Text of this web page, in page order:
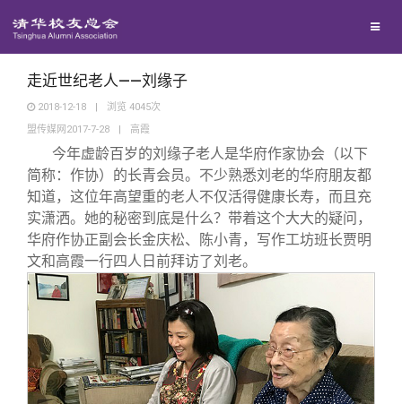
西南联大校友会
义工计划
新媒体平台
青春风采
校友文苑
校友讲坛
校友视界
校友服务
终身学习
校友总会
走近世纪老人——刘缘子
2018-12-18 | 浏览 4045次
盟传媒网2017-7-28
| 高霞
今年虚龄百岁的刘缘子老人是华府作家协会（以下
简称：作协）的长青会员。不少熟悉刘老的华府朋友都
知道，这位年高望重的老人不仅活得健康长寿，而且充
实潇洒。她的秘密到底是什么？带着这个大大的疑问，
华府作协正副会长金庆松、陈小青，写作工坊班长贾明
文和高霞一行四人日前拜访了刘老。